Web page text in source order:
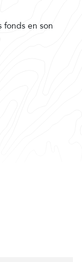
fonds en son